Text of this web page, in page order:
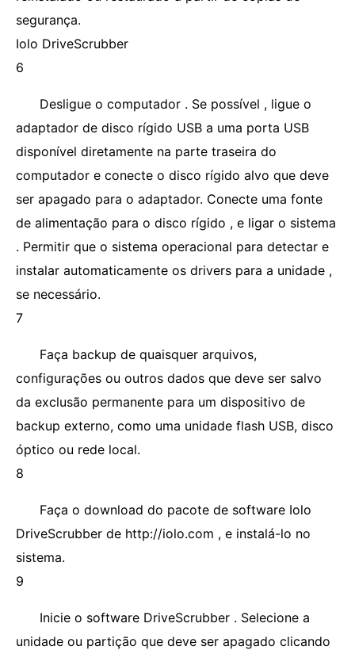
segurança.
Iolo DriveScrubber
6
Desligue o computador . Se possível , ligue o
adaptador de disco rígido USB a uma porta USB
disponível diretamente na parte traseira do
computador e conecte o disco rígido alvo que deve
ser apagado para o adaptador. Conecte uma fonte
de alimentação para o disco rígido , e ligar o sistema
. Permitir que o sistema operacional para detectar e
instalar automaticamente os drivers para a unidade ,
se necessário.
7
Faça backup de quaisquer arquivos,
configurações ou outros dados que deve ser salvo
da exclusão permanente para um dispositivo de
backup externo, como uma unidade flash USB, disco
óptico ou rede local.
8
Faça o download do pacote de software Iolo
DriveScrubber de http://iolo.com , e instalá-lo no
sistema.
9
Inicie o software DriveScrubber . Selecione a
unidade ou partição que deve ser apagado clicando